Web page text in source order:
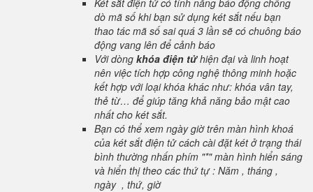
Két sắt điện tử có tính năng báo động chống
dò mã số khi bạn sử dụng két sắt nếu bạn
thao tác mã số sai quá 3 lần sẽ có chuông báo
động vang lên để cảnh báo
Với dòng khóa điện tửhiện đại và linh hoạt
nên việc tích hợp công nghệ thông minh hoặc
kết hợp với loại khóa khác như: khóa vân tay,
thẻ từ… để giúp tăng khả năng bảo mật cao
nhất cho két sắt.
Bạn có thể xem ngày giờ trên màn hình khoá
của két sắt điện tử cách cài đặt két ở trạng thái
bình thường nhấn phím "*" màn hình hiển sáng
và hiển thị theo các thứ tự : Năm , tháng ,
ngày , thứ, giờ